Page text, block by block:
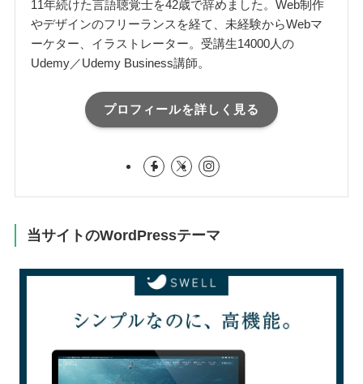
11年続けた言語聴覚士を42歳で辞めました。Web制作
やデザインのフリーランスを経て、未経験からWebマ
ーケター、イラストレーター。受講生14000人の
Udemy／Udemy Business講師。
プロフィールを詳しく見る
当サイトのWordPressテーマ